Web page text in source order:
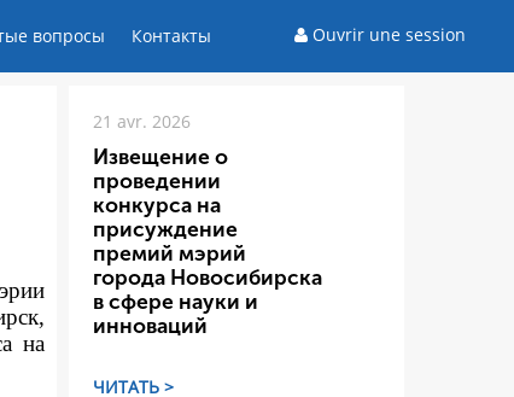
вопросы Контакты Ouvrir une session
на
21 avr. 2026
Извещение о
проведении
конкурса на
присуждение
премий мэрий
города Новосибирска
в сфере науки и
инноваций
ЧИТАТЬ >